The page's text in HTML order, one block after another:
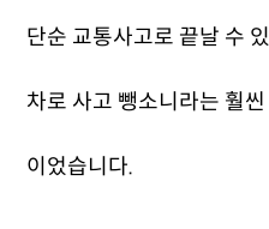
단순 교통사고로 끝날 수
차로 사고 뺑소니라는 훨
이었습니다.